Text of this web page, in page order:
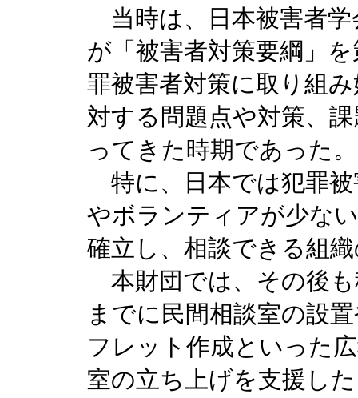
当時は、日本被害者学
が「被害者対策要綱」
罪被害者対策に取り組
対する問題点や対策、
ってきた時期であった。
特に、日本では犯罪被
やボランティアが少な
確立し、相談できる組
本財団では、その後も
までに民間相談室の設
フレット作成といった
室の立ち上げを支援し